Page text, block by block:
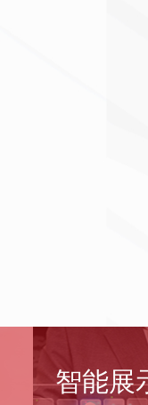
智能展
智能展